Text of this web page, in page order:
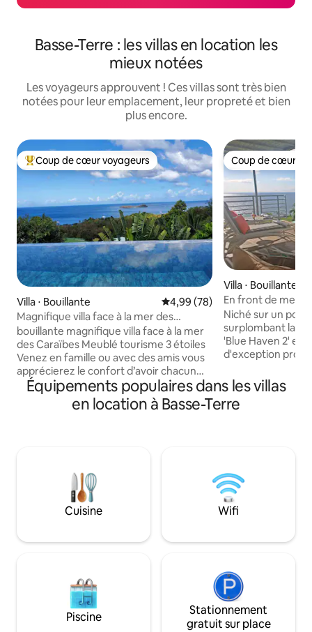
Basse-Terre : les villas en location les
mieux notées
Les voyageurs approuvent ! Ces villas sont très bien
notées pour leur emplacement, leur propreté et bien
plus encore.
Coups de cœur voyageurs les plus appréciés
Coup de cœur voyageurs
Villa ⋅ Bouillante Évaluation moyenne sur la
4,99 (78)
Magnifique villa face à la mer des
Caraïbes
bouillante magnifique villa face à la mer
des Caraïbes Meublé tourisme 3 étoiles
Venez en famille ou avec des amis vous
apprécierez le confort d’avoir chacun
votre salle d’eau (douche) et wc séparé
La cuisine ouverte sur pièce à vivre est
équipée d’un four multifonctions à
wifi fibre orang Terrasse piscine à
débordement Barbecue
Coup de cœur
Coup de cœur
Villa ⋅ Bouillante
En front de mer
Haven 2
Niché sur un
surplombant la
'Blue Haven 2' est
d'exception proposée par
famille ou en
plus de 2 adultes.
Moustiquaires
wi-fi. -
Équipements populaires dans les villas
en location à Basse-Terre
Cuisine Wifi
Piscine
Stationnement
gratuit sur place